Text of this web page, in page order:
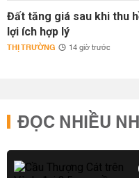
Đất tăng giá sau khi thu
lợi ích hợp lý
THỊ TRƯỜNG 14 giờ trước
ĐỌC NHIỀU